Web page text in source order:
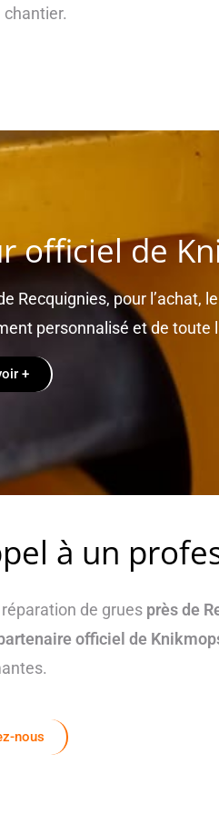
chantier.
officiel de
Recquignies, pour l’achat,
personnalisé et de
+
à un
de grues près de
officiel de
nous